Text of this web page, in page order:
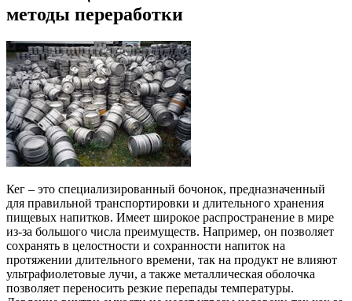
методы переработки
Кег – это специализированный бочонок, предназначенный
для правильной транспортировки и длительного хранения
пищевых напитков. Имеет широкое распространение в мире
из-за большого числа преимуществ. Например, он позволяет
сохранять в целостности и сохранности напиток на
протяжении длительного времени, так на продукт не влияют
ультрафиолетовые лучи, а также металлическая оболочка
позволяет переносить резкие перепады температуры.